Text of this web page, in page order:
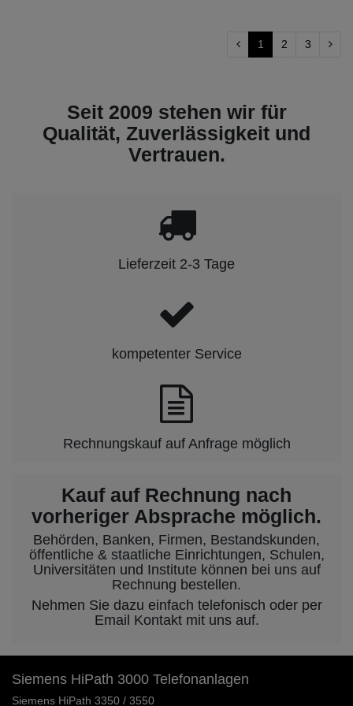
1 2 3
Seit 2009 stehen wir für
Qualität, Zuverlässigkeit und
Vertrauen.
Lieferzeit 2-3 Tage
kompetenter Service
Rechnungskauf auf Anfrage möglich
Kauf auf Rechnung nach
vorheriger Absprache möglich.
Behörden, Banken, Firmen, Bestandskunden,
öffentliche & staatliche Einrichtungen, Schulen,
Universitäten und Institute können bei uns auf
Rechnung bestellen.
Nehmen Sie dazu einfach telefonisch oder per
Email Kontakt mit uns auf.
Siemens HiPath 3000 Telefonanlagen
Siemens HiPath 3350 / 3550